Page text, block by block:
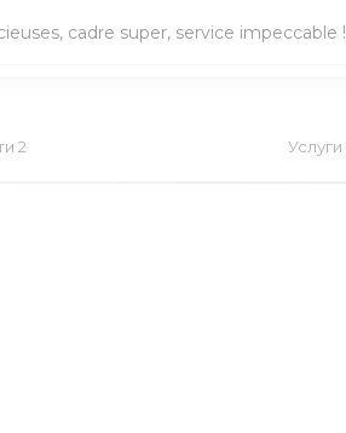
cadre super, service impeccable !
2 Услуги